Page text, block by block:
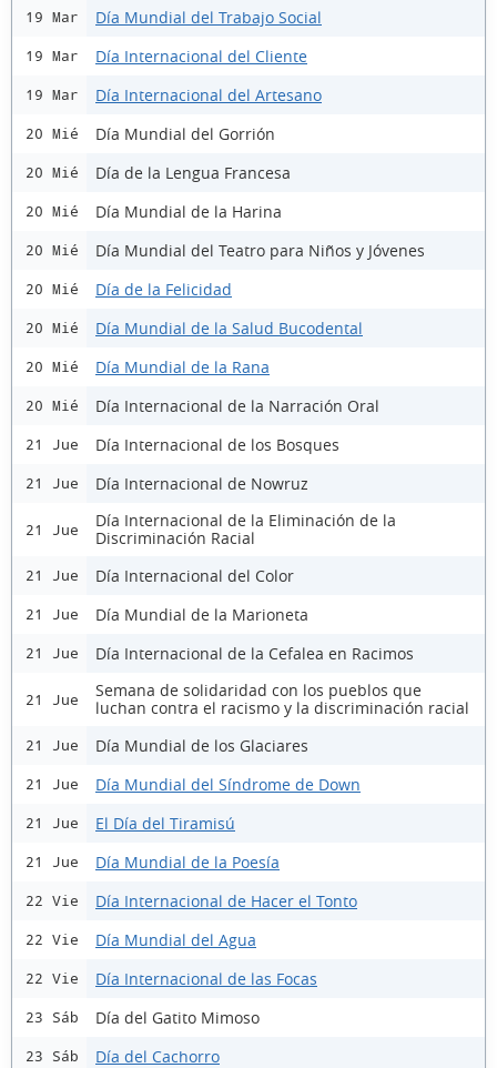
19 Mar Día Mundial del Trabajo Social
19 Mar Día Internacional del Cliente
19 Mar Día Internacional del Artesano
20 Mié Día Mundial del Gorrión
20 Mié Día de la Lengua Francesa
20 Mié Día Mundial de la Harina
20 Mié Día Mundial del Teatro para Niños y Jóvenes
20 Mié Día de la Felicidad
20 Mié Día Mundial de la Salud Bucodental
20 Mié Día Mundial de la Rana
20 Mié Día Internacional de la Narración Oral
21 Jue Día Internacional de los Bosques
21 Jue Día Internacional de Nowruz
21 Jue
Día Internacional de la Eliminación de la
Discriminación Racial
21 Jue Día Internacional del Color
21 Jue Día Mundial de la Marioneta
21 Jue Día Internacional de la Cefalea en Racimos
21 Jue
Semana de solidaridad con los pueblos que
luchan contra el racismo y la discriminación racial
21 Jue Día Mundial de los Glaciares
21 Jue Día Mundial del Síndrome de Down
21 Jue El Día del Tiramisú
21 Jue Día Mundial de la Poesía
22 Vie Día Internacional de Hacer el Tonto
22 Vie Día Mundial del Agua
22 Vie Día Internacional de las Focas
23 Sáb Día del Gatito Mimoso
23 Sáb Día del Cachorro